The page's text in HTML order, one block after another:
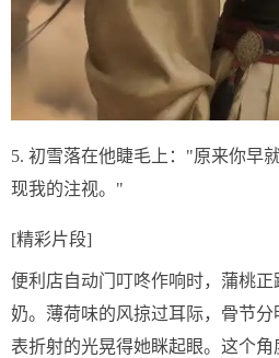
5. 初雪落在他睫毛上："原来你早
现我的注视。"
[精彩片段]
便利店自动门叮咚作响时，蒲桃
奶。薄荷味的风掠过耳际，骨节
表折射的光晃得她眯起眼。这个